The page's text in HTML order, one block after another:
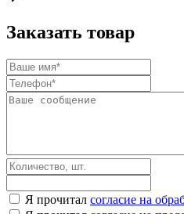
Заказать товар
Я прочитал согласие на